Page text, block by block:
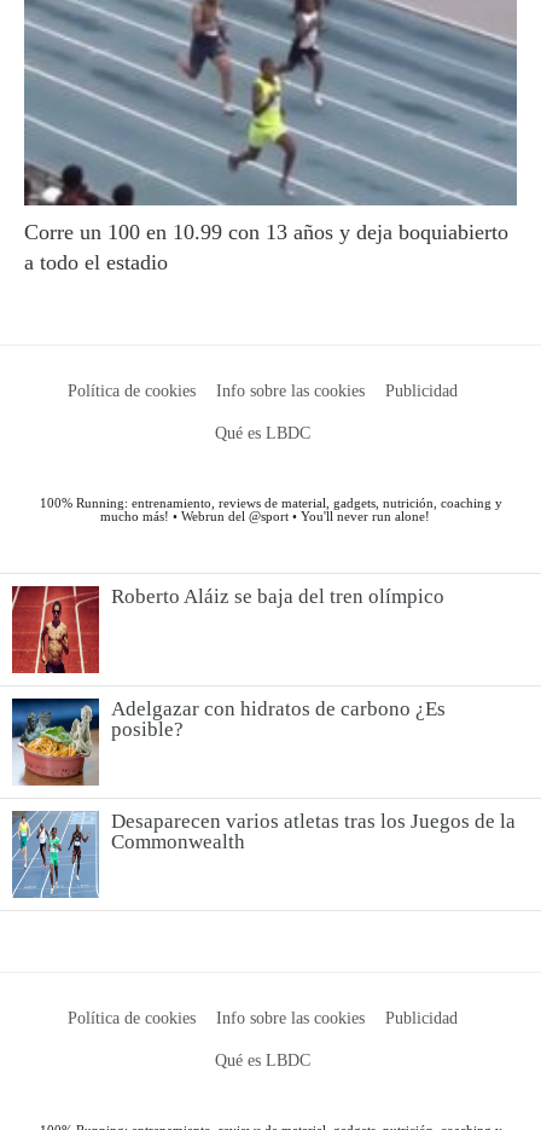
Roberto Aláiz se baja del tren olímpico
Adelgazar con hidratos de carbono ¿Es
posible?
Desaparecen varios atletas tras los Juegos de la
Commonwealth
Política de cookies Info sobre las cookies Publicidad
Qué es LBDC